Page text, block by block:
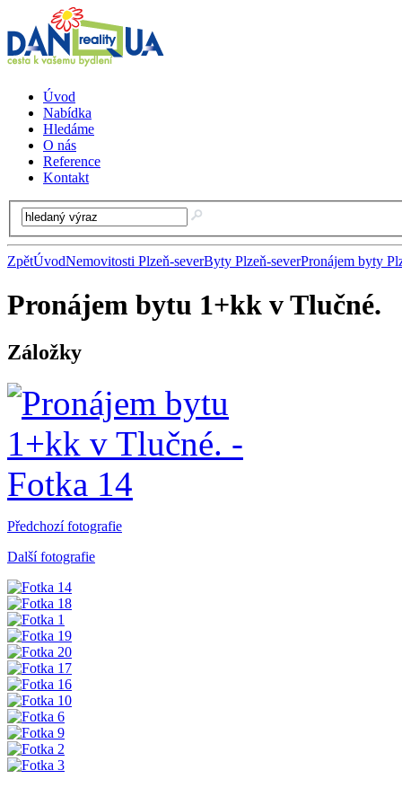
Úvod
Nabídka
Hledáme
O nás
Reference
Kontakt
ZpětÚvodNemovitosti Plzeň-severByty Plzeň-severPronájem byty
Pronájem bytu 1+kk v Tlučné.
Záložky
Předchozí fotografie
Další fotografie